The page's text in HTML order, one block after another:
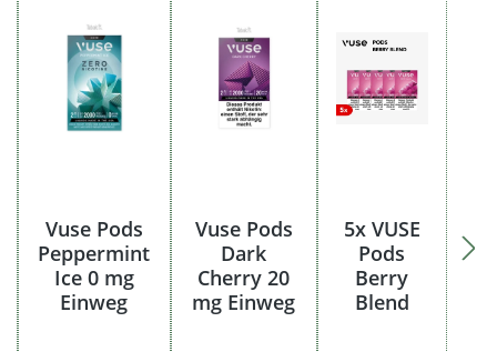
Vuse Pods
Peppermint
Ice 0 mg
Einweg
Vuse Pods
Dark
Cherry 20
mg Einweg
5x VUSE
Pods
Berry
Blend